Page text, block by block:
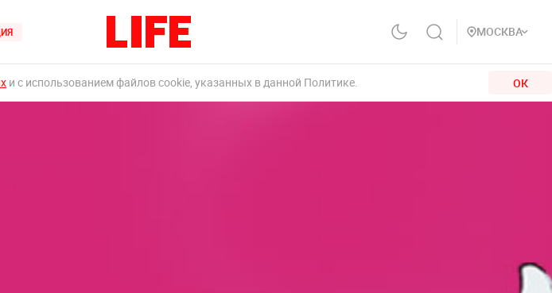
МОСКВА
и с использованием файлов cookie, указанных в данной Политике. ОК